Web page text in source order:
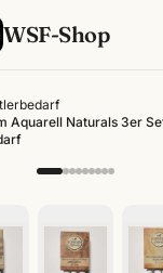
WSF-Shop
Aquarell Naturals 3er